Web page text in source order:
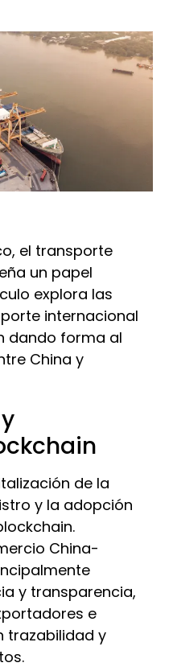
el transporte
un papel
explora las
internacional
dando forma al
China y
de la
y la adopción
China-
y transparencia,
e
trazabilidad y